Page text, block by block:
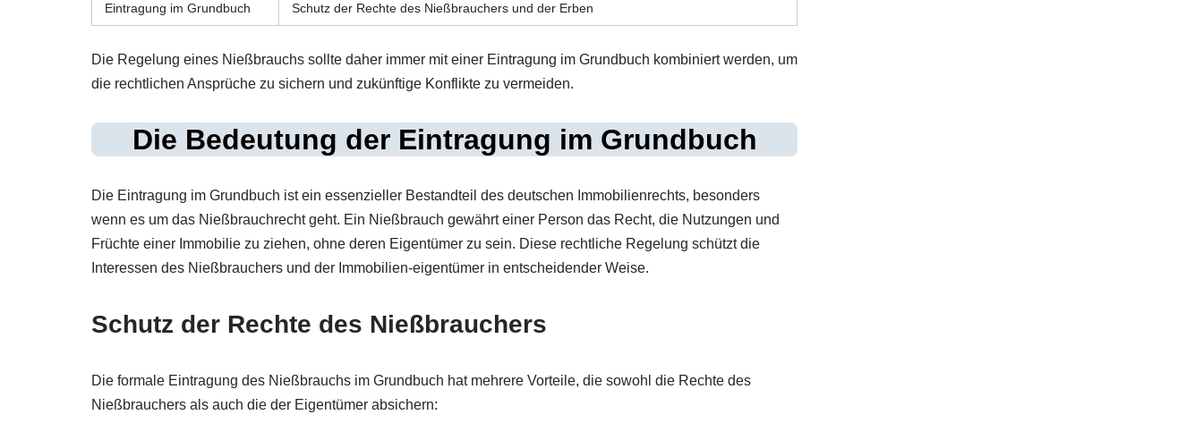
Eintragung im Grundbuch Schutz der Rechte des Nießbrauchers und der Erben
Die Regelung eines Nießbrauchs sollte daher immer mit einer Eintragung im Grundbuch kombiniert werden, um
die rechtlichen Ansprüche zu sichern und zukünftige Konflikte zu vermeiden.
Die Bedeutung der Eintragung im Grundbuch
Die Eintragung im Grundbuch ist ein essenzieller Bestandteil des deutschen Immobilienrechts, besonders
wenn es um das Nießbrauchrecht geht. Ein Nießbrauch gewährt einer Person das Recht, die Nutzungen und
Früchte einer Immobilie zu ziehen, ohne deren Eigentümer zu sein. Diese rechtliche Regelung schützt die
Interessen des Nießbrauchers und der Immobilien-eigentümer in entscheidender Weise.
Schutz der Rechte des Nießbrauchers
Die formale Eintragung des Nießbrauchs im Grundbuch hat mehrere Vorteile, die sowohl die Rechte des
Nießbrauchers als auch die der Eigentümer absichern: